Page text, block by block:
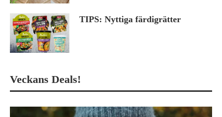
TIPS: Nyttiga färdigrätter
Veckans Deals!